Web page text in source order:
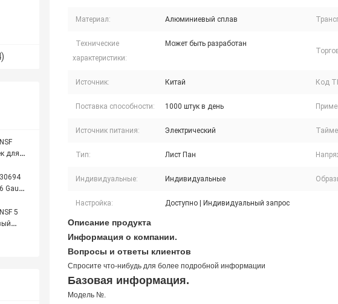
для
Gauge
5
Материал: Алюминиевый сплав
Технические
характеристики:
Может быть разработан
Источник: Китай Код
Поставка способности: 1000 штук в день
Источник питания: Электрический
Тип: Лист Пан
Индивидуальные: Индивидуальные
Настройка: Доступно | Индивидуальный запрос
Описание продукта
Информация о компании.
Вопросы и ответы клиентов
Спросите что-нибудь для более подробной информации
Базовая информация.
Модель №.